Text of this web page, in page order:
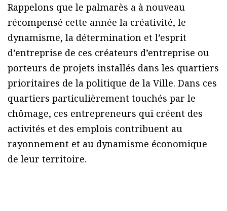
Rappelons que le palmarès a à nouveau
récompensé cette année la créativité, le
dynamisme, la détermination et l’esprit
d’entreprise de ces créateurs d’entreprise ou
porteurs de projets installés dans les quartiers
prioritaires de la politique de la Ville. Dans ces
quartiers particulièrement touchés par le
chômage, ces entrepreneurs qui créent des
activités et des emplois contribuent au
rayonnement et au dynamisme économique
de leur territoire.